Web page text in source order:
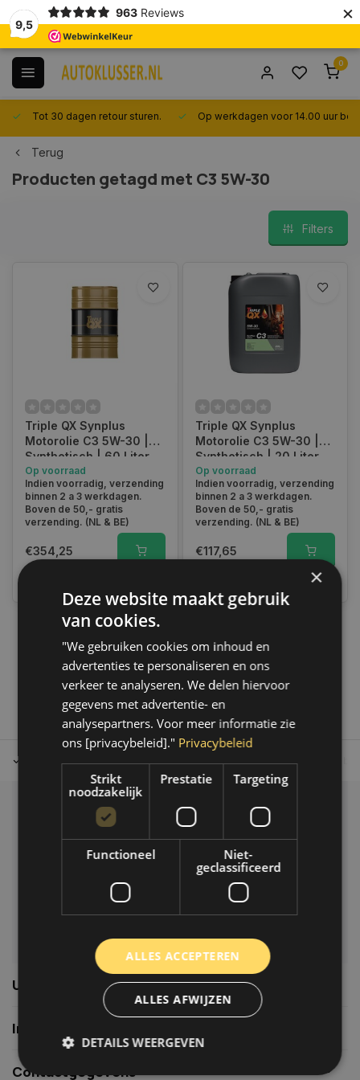
9,5
963 Reviews ×
0
Tot 30 dagen retour sturen. Op werkdagen voor 14.00 uur
Terug
Producten getagd met C3 5W-30
Filters
Triple QX Synplus
Motorolie C3 5W-30 |
Synthetisch | 60 Liter
Op voorraad
Indien voorradig, verzending
binnen 2 a 3 werkdagen.
Boven de 50,- gratis
verzending. (NL & BE)
€354,25
Triple QX Synplus
Motorolie C3 5W-30 |
Synthetisch | 20 Liter
Op voorraad
Indien voorradig, verzending
binnen 2 a 3 werkdagen.
Boven de 50,- gratis
verzending. (NL & BE)
€117,65
1
Tot 30 dagen retour sturen. Op werkdagen voor 14.00 uur
Klantenservice
Veelgestelde vragen
06-39119169
info@autoklusser.nl
Usefull links
Informatie
Contactgegevens
×
Deze website maakt gebruik
van cookies.
"We gebruiken cookies om inhoud en
advertenties te personaliseren en ons
verkeer te analyseren. We delen hiervoor
gegevens met advertentie- en
analysepartners. Voor meer informatie zie
ons [privacybeleid]." Privacybeleid
Strikt
noodzakelijk
Prestatie Targeting
Functioneel
Niet-
geclassificeerd
ALLES ACCEPTEREN
ALLES AFWIJZEN
DETAILS WEERGEVEN